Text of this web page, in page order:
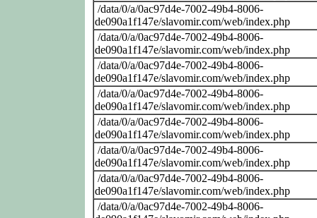
/data/0/a/0ac97d4e-7002-49b4-8006-
de090a1f147e/slavomir.com/web/index.php
/data/0/a/0ac97d4e-7002-49b4-8006-
de090a1f147e/slavomir.com/web/index.php
/data/0/a/0ac97d4e-7002-49b4-8006-
de090a1f147e/slavomir.com/web/index.php
/data/0/a/0ac97d4e-7002-49b4-8006-
de090a1f147e/slavomir.com/web/index.php
/data/0/a/0ac97d4e-7002-49b4-8006-
de090a1f147e/slavomir.com/web/index.php
/data/0/a/0ac97d4e-7002-49b4-8006-
de090a1f147e/slavomir.com/web/index.php
/data/0/a/0ac97d4e-7002-49b4-8006-
de090a1f147e/slavomir.com/web/index.php
/data/0/a/0ac97d4e-7002-49b4-8006-